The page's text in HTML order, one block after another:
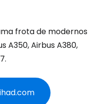
frota de modernos
A350, Airbus A380,